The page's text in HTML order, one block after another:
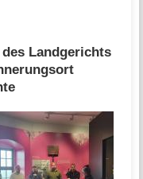
Landgerichts